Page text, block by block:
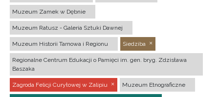
Muzeum Zamek w Dębnie
Muzeum Ratusz - Galeria Sztuki Dawnej
Muzeum Historii Tarnowa i Regionu Siedziba
Regionalne Centrum Edukacji o Pamięci im. gen. bryg. Zdzisława
Baszaka
Zagroda Felicji Curyłowej w Zalipiu Muzeum Etnograficzne